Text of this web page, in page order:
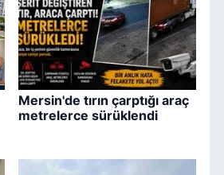
Mersin'de tırın çarptığı araç
metrelerce sürüklendi